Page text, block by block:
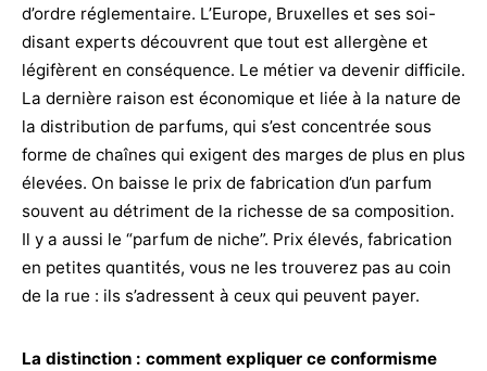
d’ordre réglementaire. L’Europe, Bruxelles et ses soi-
disant experts découvrent que tout est allergène et
légifèrent en conséquence. Le métier va devenir difficile.
La dernière raison est économique et liée à la nature de
la distribution de parfums, qui s’est concentrée sous
forme de chaînes qui exigent des marges de plus en plus
élevées. On baisse le prix de fabrication d’un parfum
souvent au détriment de la richesse de sa composition.
Il y a aussi le “parfum de niche”. Prix élevés, fabrication
en petites quantités, vous ne les trouverez pas au coin
de la rue : ils s’adressent à ceux qui peuvent payer.
La distinction : comment expliquer ce conformisme